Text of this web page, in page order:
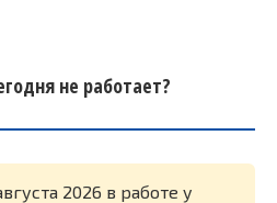
не работает?
2026 в работе у